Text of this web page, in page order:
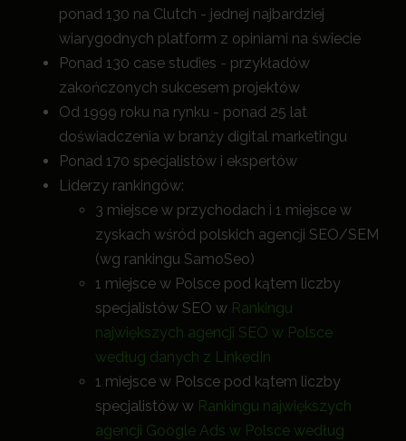
ponad 130 na Clutch - jednej najbardziej
wiarygodnych platform z opiniami na świecie
Ponad 130 case studies - przykładów
zakończonych sukcesem projektów
Od 1999 roku na rynku - ponad 25 lat
doświadczenia w branży digital marketingu
Ponad 170 specjalistów i ekspertów
Liderzy rankingów:
3 miejsce w przychodach i 1 miejsce w
zyskach wśród polskich agencji SEO/SEM
(wg rankingu SamoSeo)
1 miejsce w Polsce pod kątem liczby
specjalistów SEO w Rankingu
największych agencji SEO w Polsce
według danych z LinkedIn
1 miejsce w Polsce pod kątem liczby
specjalistów w Rankingu największych
agencji Google Ads w Polsce według